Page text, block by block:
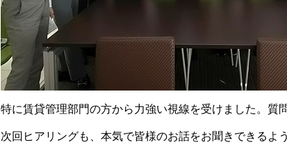
特に賃貸管理部門の方から力強い視線を受けました。質
次回ヒアリングも、本気で皆様のお話をお聞きできるよ